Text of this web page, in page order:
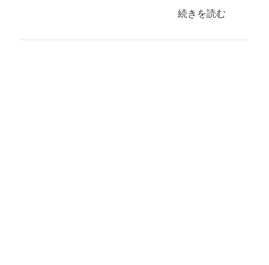
続きを読む